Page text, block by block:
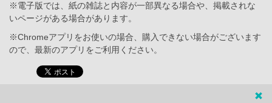
※電子版では、紙の雑誌と内容が一部異なる場合や、掲載されな
いページがある場合があります。
※Chromeアプリをお使いの場合、購入できない場合がございます
ので、最新のアプリをご利用ください。